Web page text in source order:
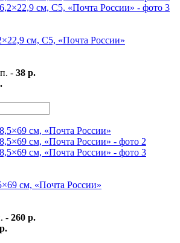
см, С5, «Почта России»
- 38 р.
см, «Почта России»
- 260 р.